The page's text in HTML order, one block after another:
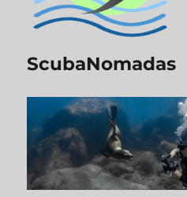
ScubaNomadas